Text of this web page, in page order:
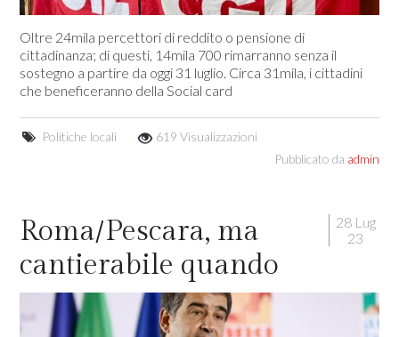
Oltre 24mila percettori di reddito o pensione di
cittadinanza; di questi, 14mila 700 rimarranno senza il
sostegno a partire da oggi 31 luglio. Circa 31mila, i cittadini
che beneficeranno della Social card
Politiche locali
619 Visualizzazioni
Pubblicato da admin
28 Lug
23
Roma/Pescara, ma
cantierabile quando